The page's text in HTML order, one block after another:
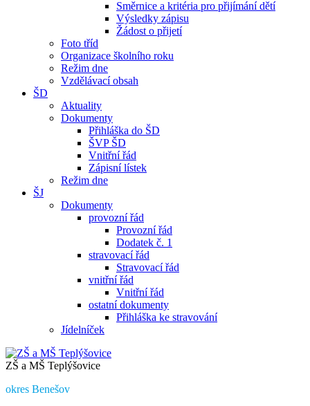
Směrnice a kritéria pro přijímání dětí
Výsledky zápisu
Žádost o přijetí
Foto tříd
Organizace školního roku
Režim dne
Vzdělávací obsah
ŠD
Aktuality
Dokumenty
Přihláška do ŠD
ŠVP ŠD
Vnitřní řád
Zápisní lístek
Režim dne
ŠJ
Dokumenty
provozní řád
Provozní řád
Dodatek č. 1
stravovací řád
Stravovací řád
vnitřní řád
Vnitřní řád
ostatní dokumenty
Přihláška ke stravování
Jídelníček
ZŠ a MŠ Teplýšovice
okres Benešov